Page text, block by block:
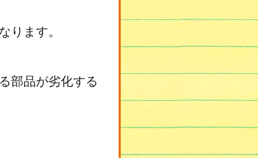
ります。
部品が劣化する